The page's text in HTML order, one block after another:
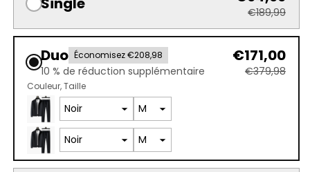
€189,99
Duo Économisez €208,98
10 % de réduction supplémentaire
€171,00
€379,98
Couleur Taille